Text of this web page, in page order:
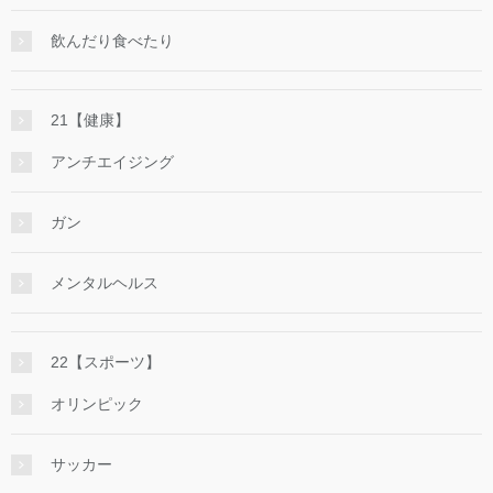
飲んだり食べたり
21【健康】
アンチエイジング
ガン
メンタルヘルス
22【スポーツ】
オリンピック
サッカー